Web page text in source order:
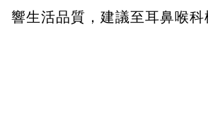
響生活品質，建議至耳鼻喉科